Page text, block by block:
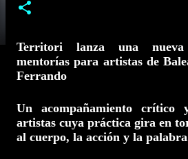
Territori lanza una nueva
mentorías para artistas de
Ferrando
Un acompañamiento crítico
artistas cuya práctica gira en
al cuerpo, la acción y la